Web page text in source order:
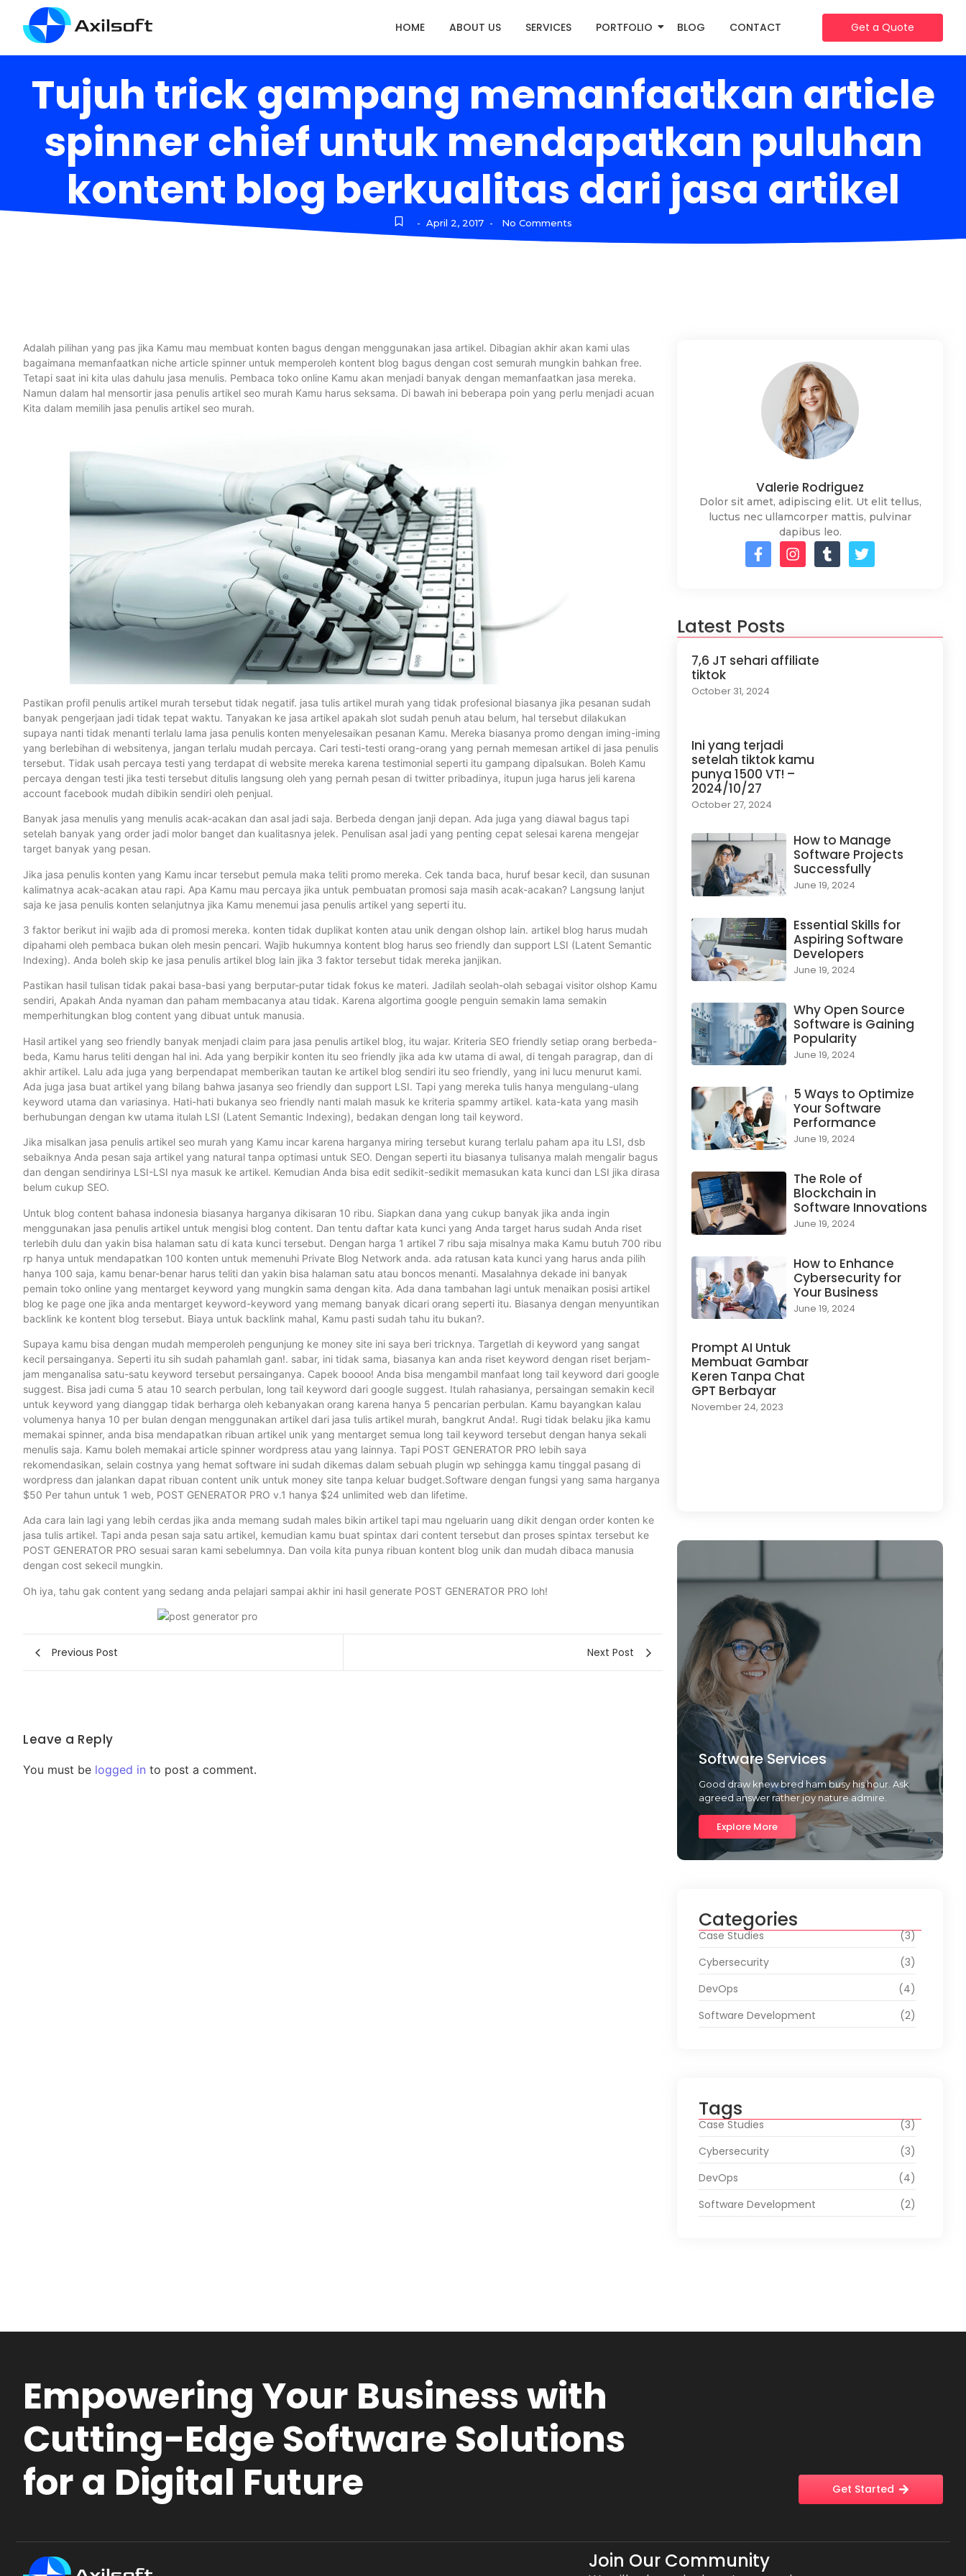
HOME ABOUT US SERVICES PORTFOLIO BLOG CONTACT Get a Quote
Tujuh trick gampang memanfaatkan article
spinner chief untuk mendapatkan puluhan
kontent blog berkualitas dari jasa artikel
- April 2, 2017 - No Comments
Adalah pilihan yang pas jika Kamu mau membuat konten bagus dengan menggunakan jasa artikel. Dibagian akhir akan kami ulas
bagaimana memanfaatkan niche article spinner untuk memperoleh kontent blog bagus dengan cost semurah mungkin bahkan free.
Tetapi saat ini kita ulas dahulu jasa menulis. Pembaca toko online Kamu akan menjadi banyak dengan memanfaatkan jasa mereka.
Namun dalam hal mensortir jasa penulis artikel seo murah Kamu harus seksama. Di bawah ini beberapa poin yang perlu menjadi acuan
Kita dalam memilih jasa penulis artikel seo murah.
Pastikan profil penulis artikel murah tersebut tidak negatif. jasa tulis artikel murah yang tidak profesional biasanya jika pesanan sudah
banyak pengerjaan jadi tidak tepat waktu. Tanyakan ke jasa artikel apakah slot sudah penuh atau belum, hal tersebut dilakukan
supaya nanti tidak menanti terlalu lama jasa penulis konten menyelesaikan pesanan Kamu. Mereka biasanya promo dengan iming-iming
yang berlebihan di websitenya, jangan terlalu mudah percaya. Cari testi-testi orang-orang yang pernah memesan artikel di jasa penulis
tersebut. Tidak usah percaya testi yang terdapat di website mereka karena testimonial seperti itu gampang dipalsukan. Boleh Kamu
percaya dengan testi jika testi tersebut ditulis langsung oleh yang pernah pesan di twitter pribadinya, itupun juga harus jeli karena
account facebook mudah dibikin sendiri oleh penjual.
Banyak jasa menulis yang menulis acak-acakan dan asal jadi saja. Berbeda dengan janji depan. Ada juga yang diawal bagus tapi
setelah banyak yang order jadi molor banget dan kualitasnya jelek. Penulisan asal jadi yang penting cepat selesai karena mengejar
target banyak yang pesan.
Jika jasa penulis konten yang Kamu incar tersebut pemula maka teliti promo mereka. Cek tanda baca, huruf besar kecil, dan susunan
kalimatnya acak-acakan atau rapi. Apa Kamu mau percaya jika untuk pembuatan promosi saja masih acak-acakan? Langsung lanjut
saja ke jasa penulis konten selanjutnya jika Kamu menemui jasa penulis artikel yang seperti itu.
3 faktor berikut ini wajib ada di promosi mereka. konten tidak duplikat konten atau unik dengan olshop lain. artikel blog harus mudah
dipahami oleh pembaca bukan oleh mesin pencari. Wajib hukumnya kontent blog harus seo friendly dan support LSI (Latent Semantic
Indexing). Anda boleh skip ke jasa penulis artikel blog lain jika 3 faktor tersebut tidak mereka janjikan.
Pastikan hasil tulisan tidak pakai basa-basi yang berputar-putar tidak fokus ke materi. Jadilah seolah-olah sebagai visitor olshop Kamu
sendiri, Apakah Anda nyaman dan paham membacanya atau tidak. Karena algortima google penguin semakin lama semakin
memperhitungkan blog content yang dibuat untuk manusia.
Hasil artikel yang seo friendly banyak menjadi claim para jasa penulis artikel blog, itu wajar. Kriteria SEO friendly setiap orang berbeda-
beda, Kamu harus teliti dengan hal ini. Ada yang berpikir konten itu seo friendly jika ada kw utama di awal, di tengah paragrap, dan di
akhir artikel. Lalu ada juga yang berpendapat memberikan tautan ke artikel blog sendiri itu seo friendly, yang ini lucu menurut kami.
Ada juga jasa buat artikel yang bilang bahwa jasanya seo friendly dan support LSI. Tapi yang mereka tulis hanya mengulang-ulang
keyword utama dan variasinya. Hati-hati bukanya seo friendly nanti malah masuk ke kriteria spammy artikel. kata-kata yang masih
berhubungan dengan kw utama itulah LSI (Latent Semantic Indexing), bedakan dengan long tail keyword.
Jika misalkan jasa penulis artikel seo murah yang Kamu incar karena harganya miring tersebut kurang terlalu paham apa itu LSI, dsb
sebaiknya Anda pesan saja artikel yang natural tanpa optimasi untuk SEO. Dengan seperti itu biasanya tulisanya malah mengalir bagus
dan dengan sendirinya LSI-LSI nya masuk ke artikel. Kemudian Anda bisa edit sedikit-sedikit memasukan kata kunci dan LSI jika dirasa
belum cukup SEO.
Untuk blog content bahasa indonesia biasanya harganya dikisaran 10 ribu. Siapkan dana yang cukup banyak jika anda ingin
menggunakan jasa penulis artikel untuk mengisi blog content. Dan tentu daftar kata kunci yang Anda target harus sudah Anda riset
terlebih dulu dan yakin bisa halaman satu di kata kunci tersebut. Dengan harga 1 artikel 7 ribu saja misalnya maka Kamu butuh 700 ribu
rp hanya untuk mendapatkan 100 konten untuk memenuhi Private Blog Network anda. ada ratusan kata kunci yang harus anda pilih
hanya 100 saja, kamu benar-benar harus teliti dan yakin bisa halaman satu atau boncos menanti. Masalahnya dekade ini banyak
pemain toko online yang mentarget keyword yang mungkin sama dengan kita. Ada dana tambahan lagi untuk menaikan posisi artikel
blog ke page one jika anda mentarget keyword-keyword yang memang banyak dicari orang seperti itu. Biasanya dengan menyuntikan
backlink ke kontent blog tersebut. Biaya untuk backlink mahal, Kamu pasti sudah tahu itu bukan?.
Supaya kamu bisa dengan mudah memperoleh pengunjung ke money site ini saya beri tricknya. Targetlah di keyword yang sangat
kecil persainganya. Seperti itu sih sudah pahamlah gan!. sabar, ini tidak sama, biasanya kan anda riset keyword dengan riset berjam-
jam menganalisa satu-satu keyword tersebut persainganya. Capek boooo! Anda bisa mengambil manfaat long tail keyword dari google
suggest. Bisa jadi cuma 5 atau 10 search perbulan, long tail keyword dari google suggest. Itulah rahasianya, persaingan semakin kecil
untuk keyword yang dianggap tidak berharga oleh kebanyakan orang karena hanya 5 pencarian perbulan. Kamu bayangkan kalau
volumenya hanya 10 per bulan dengan menggunakan artikel dari jasa tulis artikel murah, bangkrut Anda!. Rugi tidak belaku jika kamu
memakai spinner, anda bisa mendapatkan ribuan artikel unik yang mentarget semua long tail keyword tersebut dengan hanya sekali
menulis saja. Kamu boleh memakai article spinner wordpress atau yang lainnya. Tapi POST GENERATOR PRO lebih saya
rekomendasikan, selain costnya yang hemat software ini sudah dikemas dalam sebuah plugin wp sehingga kamu tinggal pasang di
wordpress dan jalankan dapat ribuan content unik untuk money site tanpa keluar budget.Software dengan fungsi yang sama harganya
$50 Per tahun untuk 1 web, POST GENERATOR PRO v.1 hanya $24 unlimited web dan lifetime.
Ada cara lain lagi yang lebih cerdas jika anda memang sudah males bikin artikel tapi mau ngeluarin uang dikit dengan order konten ke
jasa tulis artikel. Tapi anda pesan saja satu artikel, kemudian kamu buat spintax dari content tersebut dan proses spintax tersebut ke
POST GENERATOR PRO sesuai saran kami sebelumnya. Dan voila kita punya ribuan kontent blog unik dan mudah dibaca manusia
dengan cost sekecil mungkin.
Oh iya, tahu gak content yang sedang anda pelajari sampai akhir ini hasil generate POST GENERATOR PRO loh!
Previous Post Next Post
Leave a Reply
You must be logged in to post a comment.
Valerie Rodriguez
Dolor sit amet, adipiscing elit. Ut elit tellus,
luctus nec ullamcorper mattis, pulvinar
dapibus leo.
Latest Posts
7,6 JT sehari affiliate
tiktok
October 31, 2024
Ini yang terjadi
setelah tiktok kamu
punya 1500 VT! –
2024/10/27
October 27, 2024
How to Manage
Software Projects
Successfully
June 19, 2024
Essential Skills for
Aspiring Software
Developers
June 19, 2024
Why Open Source
Software is Gaining
Popularity
June 19, 2024
5 Ways to Optimize
Your Software
Performance
June 19, 2024
The Role of
Blockchain in
Software Innovations
June 19, 2024
How to Enhance
Cybersecurity for
Your Business
June 19, 2024
Prompt AI Untuk
Membuat Gambar
Keren Tanpa Chat
GPT Berbayar
November 24, 2023
Software Services
Good draw knew bred ham busy his hour. Ask
agreed answer rather joy nature admire.
Explore More
Categories
Case Studies
(3)
Cybersecurity
(3)
DevOps
(4)
Software Development
(2)
Tags
Case Studies
(3)
Cybersecurity
(3)
DevOps
(4)
Software Development
(2)
Empowering Your Business with
Cutting-Edge Software Solutions
for a Digital Future
Get Started
Join Our Community